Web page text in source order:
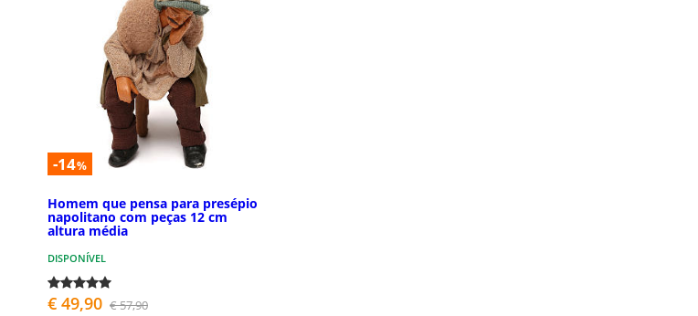
-14%
Homem que pensa para presépio
napolitano com peças 12 cm
altura média
DISPONÍVEL
€ 49,90 € 57,90